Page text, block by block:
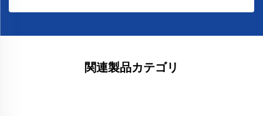
関連製品カテゴリ